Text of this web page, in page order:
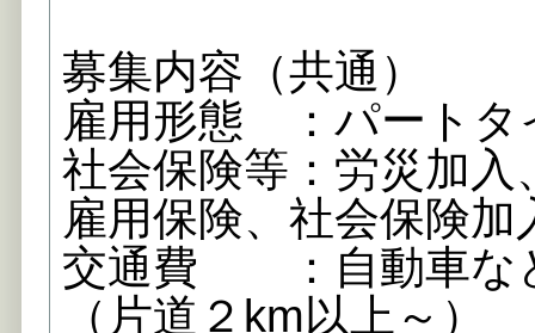
募集内容（共通）
雇用形態 ：パートタ
社会保険等：労災加
雇用保険、社会保険加
交通費 ：自動車な
（片道２km以上～）